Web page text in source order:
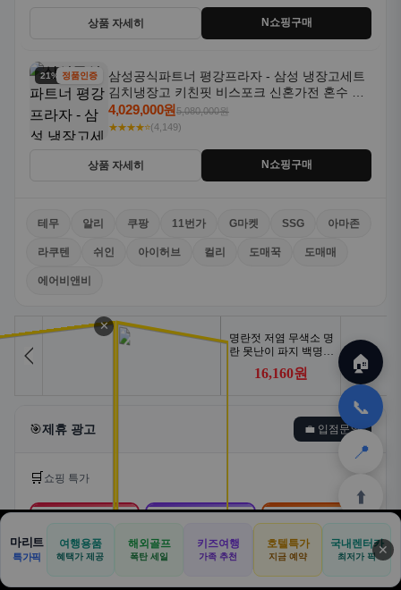
상품 자세히 N쇼핑구매
21% 할인정품인증
삼성공식파트너 평강프라자 - 삼성 냉장고세트
김치냉장고 키친핏 비스포크 신혼가전 혼수 입
주가전 빌트인 화이트
4,029,000원5,080,000원
★★★★⭐(4,149)
상품 자세히 N쇼핑구매
테무 알리 쿠팡 11번가 G마켓 SSG 아마존
라쿠텐 쉬인 아이허브 컬리 도매꾹 도매매
에어비앤비
🎯제휴 광고 💼 입점문의
🛒 쇼핑 특가
🛒
쿠팡
로켓배송·특가
📦
알리익스프레스
🎁
테무
초저가·무료배송
🏠
✈️
공항
⛳
📋
🛒
쿠팡
🎁
테무
🏠
📞
📍
⬆️
🏠 📝
견적
🚐
기사등록
🛒
아마존
✕
마리트
특가픽
여행용품
혜택가 제공
해외골프
폭탄 세일
키즈여행
가족 추천
호텔특가
지금 예약
국내렌터카
최저가 픽 ✕